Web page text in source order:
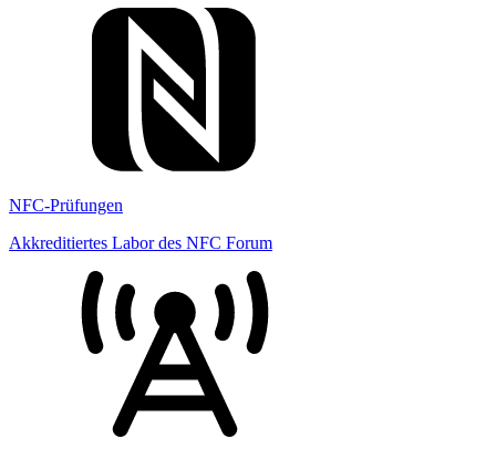
NFC-Prüfungen
Akkreditiertes Labor des NFC Forum